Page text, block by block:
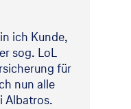
ich Kunde,
sog. LoL
für
nun alle
Albatros.